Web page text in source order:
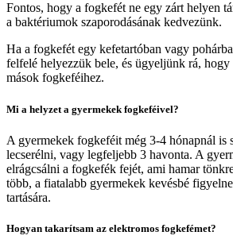
Fontos, hogy a fogkefét ne egy zárt helyen
a baktériumok szaporodásának kedvezünk.
Ha a fogkefét egy kefetartóban vagy
felfelé helyezzük bele, és ügyeljünk rá, hogy
mások fogkeféihez.
Mi a helyzet a gyermekek fogkeféivel?
A gyermekek fogkeféit még 3-4 hónapnál is
lecserélni, vagy legfeljebb 3 havonta. A
elrágcsálni a fogkefék fejét, ami hamar
több, a fiatalabb gyermekek kevésbé
tartására.
Hogyan takarítsam az elektromos fogkefémet?